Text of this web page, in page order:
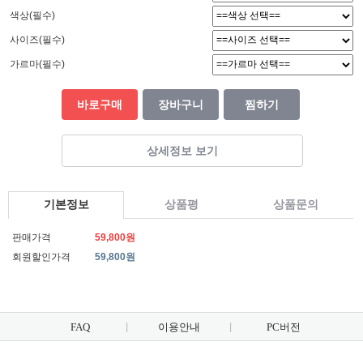
색상(필수)
사이즈(필수)
가르마(필수)
바로구매 장바구니 찜하기
상세정보 보기
기본정보 상품평 상품문의
판매가격
59,800원
회원할인가격
59,800원
FAQ 이용안내 PC버전